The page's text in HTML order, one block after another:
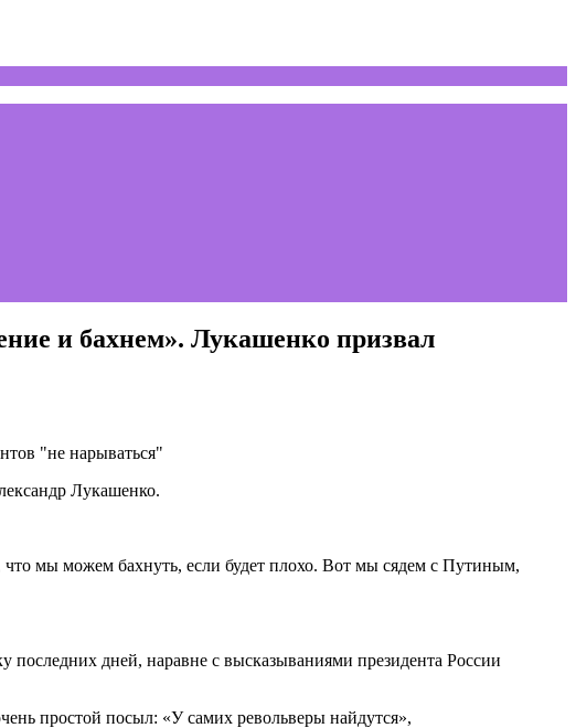
и бахнем». Лукашенко призвал
Лукашенко.
мы можем бахнуть, если будет плохо. Вот мы сядем с Путиным,
последних дней, наравне с высказываниями президента России
простой посыл: «У самих револьверы найдутся»,